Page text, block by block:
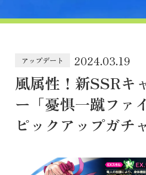
アップデート 2024.03.19
風属性！新SSRキ
ー「憂惧一蹴ファ
ピックアップガチ